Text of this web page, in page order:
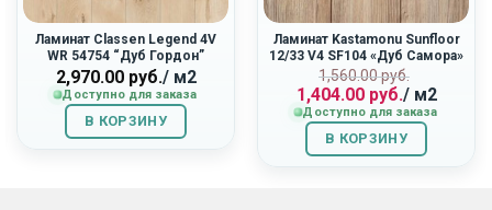
Ламинат Classen Legend 4V
WR 54754 “Дуб Гордон”
2,970.00руб./ м2
Доступно для заказа
В КОРЗИНУ
Ламинат Kastamonu Sunfloor
12/33 V4 SF104 «Дуб Самора»
1,560.00руб.
цена
составляла
1,560.00
руб..
1,404.00руб.
Текущая
цена:
1,404.00
руб..
/ м2
Доступно для заказа
В КОРЗИНУ